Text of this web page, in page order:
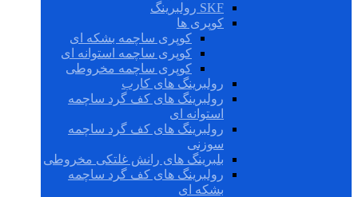
SKF رولبرینگ
کوپری ها
کوپری ساچمه بشکه ای
کوپری ساچمه استوانه ای
کوپری ساچمه مخروطی
رولبرینگ های کارب
رولبرینگ های کف گرد ساچمه
استوانه ای
رولبرینگ های کف گرد ساچمه
سوزنی
بلبرینگ های رانش غلتکی مخروطی
رولبرینگ های کف گرد ساچمه
بشکه ای